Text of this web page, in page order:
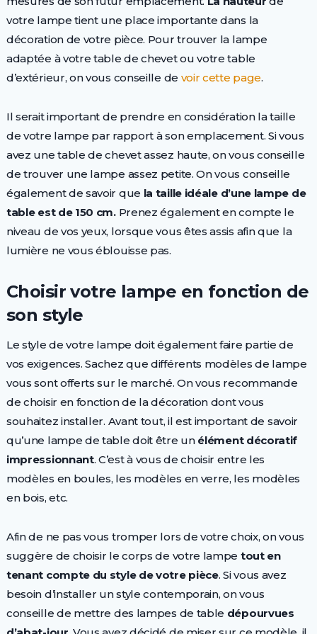
votre lampe tient une place importante dans la
décoration de votre pièce. Pour trouver la lampe
adaptée à votre table de chevet ou votre table
d’extérieur, on vous conseille de voir cette page.
Il serait important de prendre en considération la taille
de votre lampe par rapport à son emplacement. Si vous
avez une table de chevet assez haute, on vous conseille
de trouver une lampe assez petite. On vous conseille
également de savoir que la taille idéale d’une lampe de
table est de 150 cm.Prenez également en compte le
niveau de vos yeux, lorsque vous êtes assis afin que la
lumière ne vous éblouisse pas.
Choisir votre lampe en fonction de
son style
Le style de votre lampe doit également faire partie de
vos exigences. Sachez que différents modèles de lampe
vous sont offerts sur le marché. On vous recommande
de choisir en fonction de la décoration dont vous
souhaitez installer. Avant tout, il est important de savoir
qu’une lampe de table doit être un élément décoratif
impressionnant. C’est à vous de choisir entre les
modèles en boules, les modèles en verre, les modèles
en bois, etc.
Afin de ne pas vous tromper lors de votre choix, on vous
suggère de choisir le corps de votre lampe tout en
tenant compte du style de votre pièce. Si vous avez
besoin d’installer un style contemporain, on vous
conseille de mettre des lampes de table dépourvues